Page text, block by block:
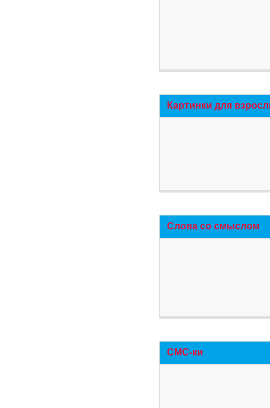
Картинки для
Слова со смыслом
СМС-ки